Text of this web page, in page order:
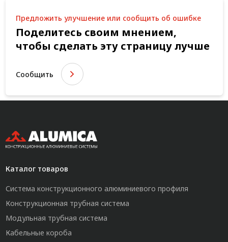
Предложить улучшение или сообщить об ошибке
Поделитесь своим мнением,
чтобы сделать эту страницу лучше
Сообщить
Каталог товаров
Система конструкционного алюминиевого профиля
Конструкционная трубная система
Модульная трубная система
Кабельные короба